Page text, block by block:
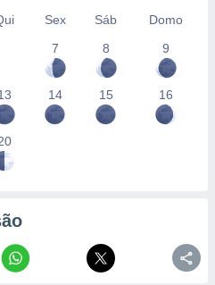
Sex Sáb
Domo
7
8 9
14 15 16